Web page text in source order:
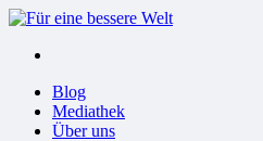
Menu
Menu
Blog
Mediathek
Über uns